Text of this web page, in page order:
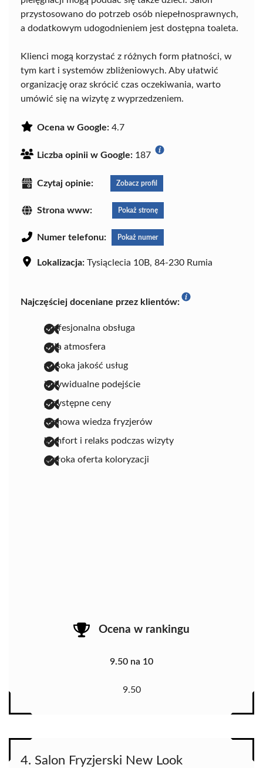
przystosowano do potrzeb osób niepełnosprawnych,
a dodatkowym udogodnieniem jest dostępna toaleta.
Klienci mogą korzystać z różnych form płatności, w
tym kart i systemów zbliżeniowych. Aby ułatwić
organizację oraz skrócić czas oczekiwania, warto
umówić się na wizytę z wyprzedzeniem.
Ocena w Google: 4.7
Liczba opinii w Google: 187
Czytaj opinie: Zobacz profil
Strona www: Pokaż stronę
Numer telefonu: Pokaż numer
Lokalizacja: Tysiąclecia 10B, 84-230 Rumia
Najczęściej doceniane przez klientów:
profesjonalna obsługa
miła atmosfera
wysoka jakość usług
indywidualne podejście
przystępne ceny
fachowa wiedza fryzjerów
komfort i relaks podczas wizyty
szeroka oferta koloryzacji
Ocena w rankingu
9.50 na 10
9.50
4. Salon Fryzjerski New Look